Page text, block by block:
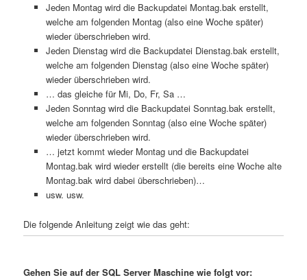
Jeden Montag wird die Backupdatei Montag.bak erstellt,
welche am folgenden Montag (also eine Woche später)
wieder überschrieben wird.
Jeden Dienstag wird die Backupdatei Dienstag.bak erstellt,
welche am folgenden Dienstag (also eine Woche später)
wieder überschrieben wird.
… das gleiche für Mi, Do, Fr, Sa …
Jeden Sonntag wird die Backupdatei Sonntag.bak erstellt,
welche am folgenden Sonntag (also eine Woche später)
wieder überschrieben wird.
… jetzt kommt wieder Montag und die Backupdatei
Montag.bak wird wieder erstellt (die bereits eine Woche alte
Montag.bak wird dabei überschrieben)…
usw. usw.
Die folgende Anleitung zeigt wie das geht:
Gehen Sie auf der SQL Server Maschine wie folgt vor: